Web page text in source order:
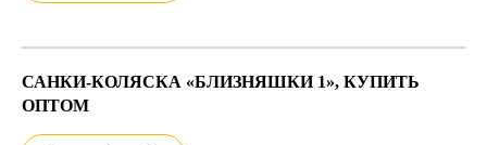
САНКИ-КОЛЯСКА «БЛИЗНЯШКИ 1», КУПИТЬ
ОПТОМ